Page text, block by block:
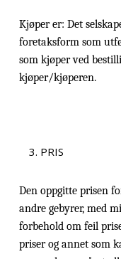
Kjøper er: Det
foretaksform som
som kjøper ved
kjøper/kjøperen.
PRIS
Den oppgitte prisen
andre gebyrer, med
forbehold om feil
priser og annet som